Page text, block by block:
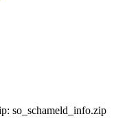
so_schameld_info.zip